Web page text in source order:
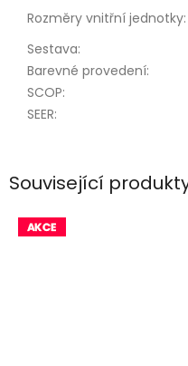
Související
Rozměry vnitřní jednotky:
Sestava:
Barevné provedení:
SCOP:
SEER: